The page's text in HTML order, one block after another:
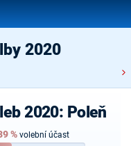
2020
2020: Poleň
% volební účast